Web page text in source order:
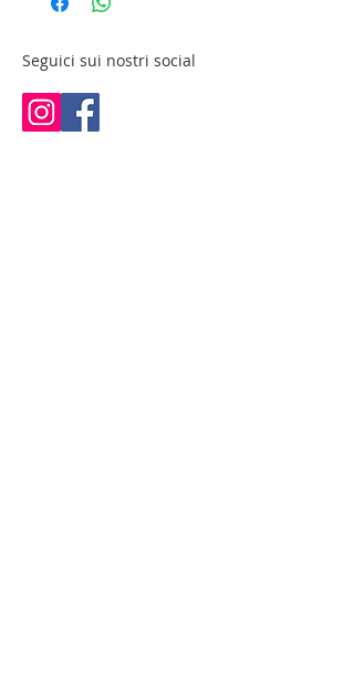
Seguici sui nostri social